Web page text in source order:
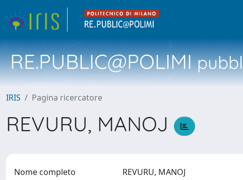
RE.PUBLIC@POLIMI
IRIS Pagina ricercatore
REVURU, MANOJ
Nome completo REVURU, MANOJ